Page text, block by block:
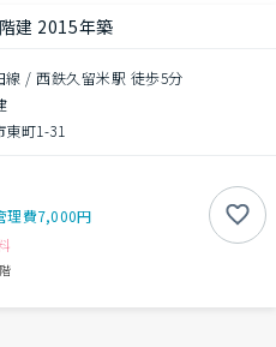
建 2015年築
線 / 西鉄久留米駅 徒歩5分
町1-31
理費7,000円